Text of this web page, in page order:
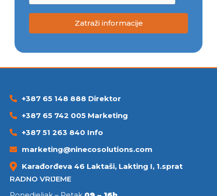
Zatraži informacije
+387 65 148 888 Direktor
+387 65 742 005 Marketing
+387 51 263 840 Info
marketing@ninecosolutions.com
Karađorđeva 46 Laktaši, Lakting I, 1.sprat
RADNO VRIJEME